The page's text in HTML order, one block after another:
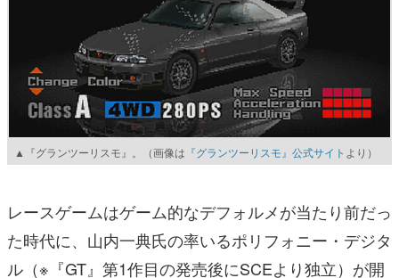
▲『グランツーリスモ』。（画像は 『グランツーリスモ』公式サイト より）
レースゲームはゲーム的なデフォルメが当たり前だっ
た時代に、山内一典氏の率いるポリフォニー・デジタ
ル（※『GT』第1作目の発売後にSCEより独立）が開